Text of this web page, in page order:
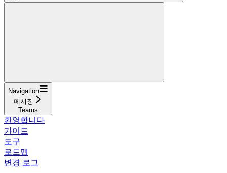
Navigation
메시징
Teams
환영합니다
가이드
도구
로드맵
변경 로그